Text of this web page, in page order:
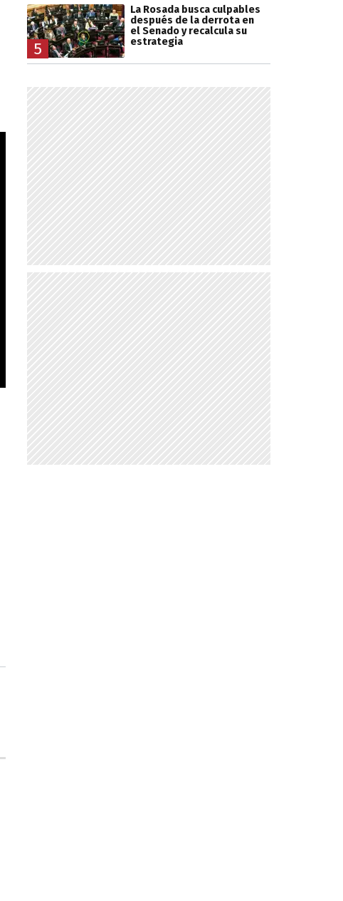
5
La Rosada busca culpables
después de la derrota en
el Senado y recalcula su
estrategia